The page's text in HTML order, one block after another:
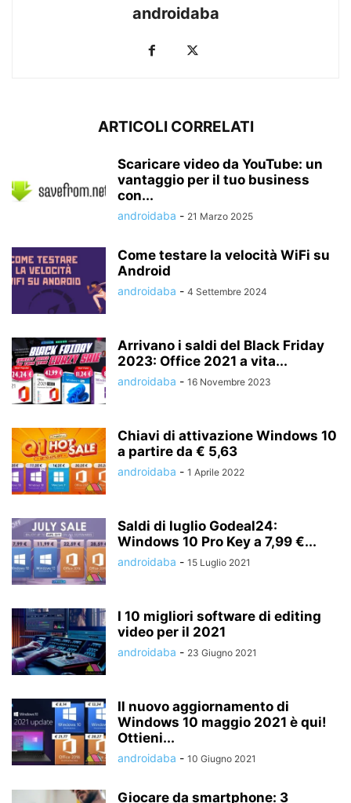
androidaba
ARTICOLI CORRELATI
Scaricare video da YouTube: un
vantaggio per il tuo business
con...
androidaba - 21 Marzo 2025
Come testare la velocità WiFi su
Android
androidaba - 4 Settembre 2024
Arrivano i saldi del Black Friday
2023: Office 2021 a vita...
androidaba - 16 Novembre 2023
Chiavi di attivazione Windows 10
a partire da € 5,63
androidaba - 1 Aprile 2022
Saldi di luglio Godeal24:
Windows 10 Pro Key a 7,99 €...
androidaba - 15 Luglio 2021
I 10 migliori software di editing
video per il 2021
androidaba - 23 Giugno 2021
Il nuovo aggiornamento di
Windows 10 maggio 2021 è qui!
Ottieni...
androidaba - 10 Giugno 2021
Giocare da smartphone: 3